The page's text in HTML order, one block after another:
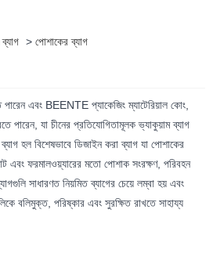
> পোশাকের ব্যাগ
এবং BEENTE প্যাকেজিং ম্যাটেরিয়াল কোং,
পারেন, যা চীনের প্রতিযোগিতামূলক ভ্যাকুয়াম ব্যাগ
ব্যাগ হল বিশেষভাবে ডিজাইন করা ব্যাগ যা পোশাকের
ফরমালওয়্যারের মতো পোশাক সংরক্ষণ, পরিবহন
সাধারণত নিয়মিত ব্যাগের চেয়ে লম্বা হয় এবং
বলিমুক্ত, পরিষ্কার এবং সুরক্ষিত রাখতে সাহায্য